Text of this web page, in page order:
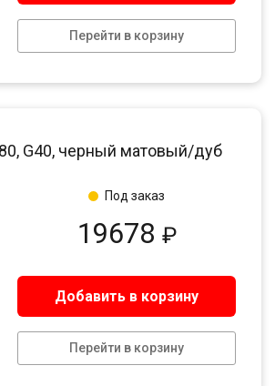
Перейти в корзину
G40, черный матовый/дуб
19678 ₽
Добавить в корзину
Перейти в корзину
Под заказ